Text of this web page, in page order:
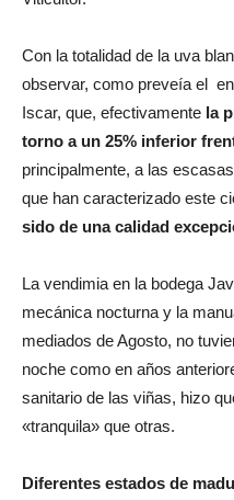
Con la totalidad de la uva
observar, como preveía el
Iscar, que, efectivamente la
torno a un 25% inferior
principalmente, a las
que han caracterizado este
sido de una calidad
La vendimia en la bodega
mecánica nocturna y la
mediados de Agosto, no
noche como en años
sanitario de las viñas, hizo
«tranquila» que otras.
Diferentes estados de